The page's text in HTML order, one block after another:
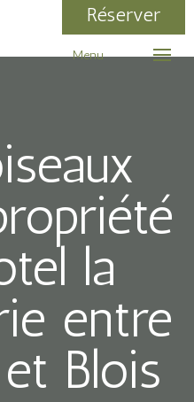
Réserver
Menu
la
entre
Blois